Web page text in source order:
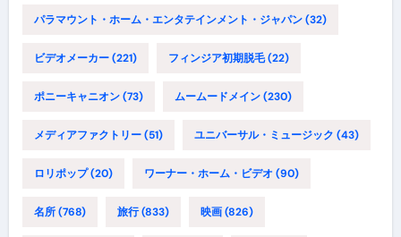
パラマウント・ホーム・エンタテインメント・ジャパン(32)
ビデオメーカー(221) フィンジア初期脱毛(22)
ポニーキャニオン(73) ムームードメイン(230)
メディアファクトリー(51) ユニバーサル・ミュージック (43)
ロリポップ(20) ワーナー・ホーム・ビデオ (90)
名所(768) 旅行(833) 映画(826)